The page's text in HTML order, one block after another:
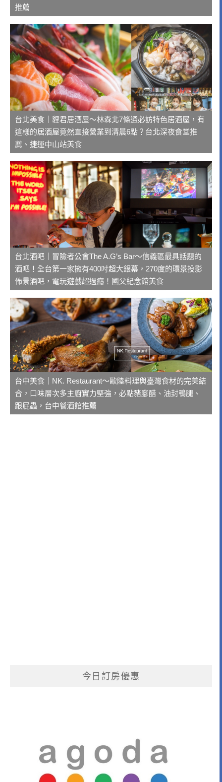
推薦
台北美食｜貍君居酒屋～林森北7條通必訪特色居酒屋，有
這樣的居酒屋竟然直接營業到清晨6點？台北深夜食堂推
薦、捷運中山站美食
台北酒吧｜冒險者公會The A.G’s Bar～信義區最具話題的
酒吧！全台第一家擁有400吋超大銀幕，270度的環景投影
佈景酒吧，電玩遊戲超過癮！國父紀念館美食
台中美食｜NK. Restaurant～歐陸料理與臺灣食材的完美結
合，口味層次多主廚實力堅強，必點豬腳醋、油封鴨腿、
跟屁蟲，台中餐酒館推薦
今日訂房優惠